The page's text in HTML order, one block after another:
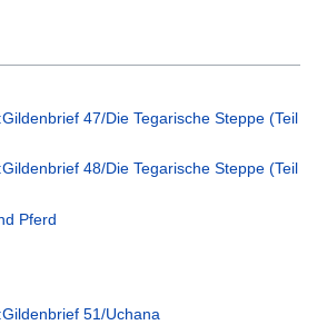
47/Die Tegarische Steppe (Teil
48/Die Tegarische Steppe (Teil
Pferd
51/Uchana